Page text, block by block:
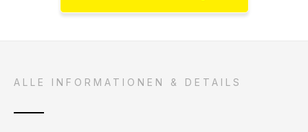
ALLE INFORMATIONEN & DETAILS